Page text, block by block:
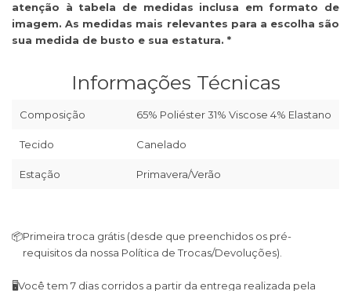
atenção à tabela de medidas inclusa em formato de
imagem. As medidas mais relevantes para a escolha são
sua medida de busto e sua estatura. *
Informações Técnicas
Composição 65% Poliéster 31% Viscose 4% Elastano
Tecido Canelado
Estação Primavera/Verão
📦Primeira troca grátis (desde que preenchidos os pré-
requisitos da nossa Política de Trocas/Devoluções).
🖥Você tem 7 dias corridos a partir da entrega realizada pela